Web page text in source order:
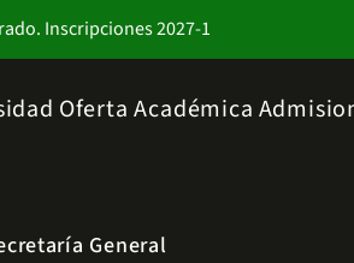
Inscripciones 2027-1
Oferta Académica
General